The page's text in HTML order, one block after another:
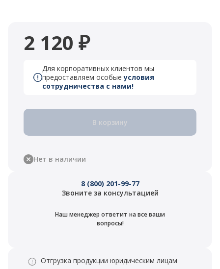
2 120 ₽
Для корпоративных клиентов мы
предоставляем особыеусловия
сотрудничества с нами!
В корзину
Нет в наличии
8 (800) 201-99-77
Звоните за консультацией
Наш менеджер ответит на все ваши
вопросы!
Отгрузка продукции юридическим лицам